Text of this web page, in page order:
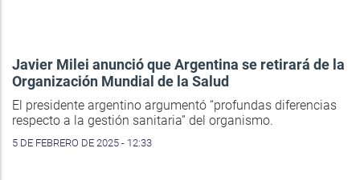
Javier Milei anunció que Argentina se retirará de la
Organización Mundial de la Salud
El presidente argentino argumentó “profundas diferencias
respecto a la gestión sanitaria” del organismo.
5 DE FEBRERO DE 2025 - 12:33